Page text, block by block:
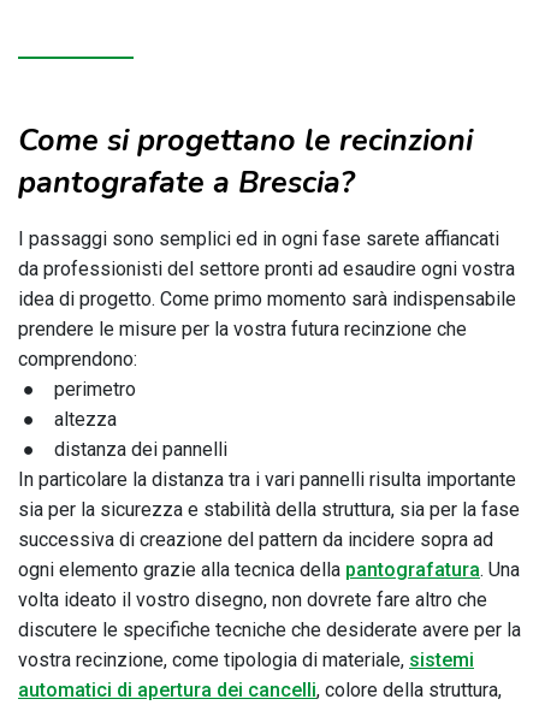
Come si progettano le recinzioni
pantografate a Brescia?
I passaggi sono semplici ed in ogni fase sarete affiancati
da professionisti del settore pronti ad esaudire ogni vostra
idea di progetto. Come primo momento sarà indispensabile
prendere le misure per la vostra futura recinzione che
comprendono:
● perimetro
● altezza
● distanza dei pannelli
In particolare la distanza tra i vari pannelli risulta importante
sia per la sicurezza e stabilità della struttura, sia per la fase
successiva di creazione del pattern da incidere sopra ad
ogni elemento grazie alla tecnica della pantografatura. Una
volta ideato il vostro disegno, non dovrete fare altro che
discutere le specifiche tecniche che desiderate avere per la
vostra recinzione, come tipologia di materiale, sistemi
automatici di apertura dei cancelli, colore della struttura,